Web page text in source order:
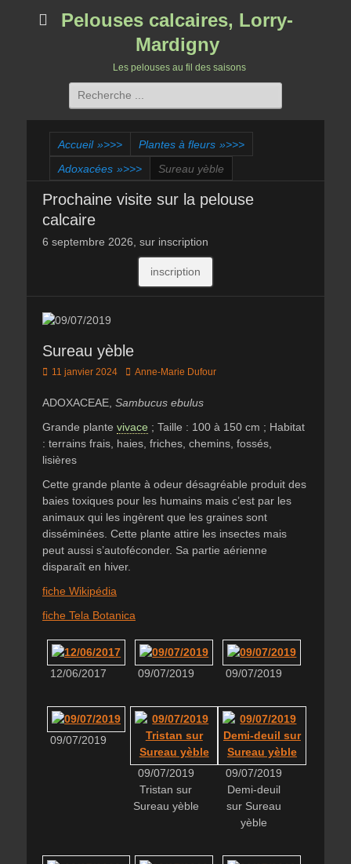
Pelouses calcaires, Lorry-
Mardigny
Les pelouses au fil des saisons
Rechercher :
Accueil »>>> Plantes à fleurs »>>>
Adoxacées »>>> Sureau yèble
Prochaine visite sur la pelouse
calcaire
6 septembre 2026, sur inscription
inscription
Sureau yèble
Posted
11 janvier 2024 Author
Anne-Marie Dufour
ADOXACEAE, Sambucus ebulus
Grande plante vivace ; Taille : 100 à 150 cm ; Habitat
: terrains frais, haies, friches, chemins, fossés,
lisières
Cette grande plante à odeur désagréable produit des
baies toxiques pour les humains mais c’est par les
animaux qui les ingèrent que les graines sont
disséminées. Cette plante attire les insectes mais
peut aussi s’autoféconder. Sa partie aérienne
disparaît en hiver.
fiche Wikipédia
fiche Tela Botanica
12/06/2017 09/07/2019 09/07/2019
09/07/2019
09/07/2019
Tristan sur
Sureau yèble
09/07/2019
Demi-deuil
sur Sureau
yèble